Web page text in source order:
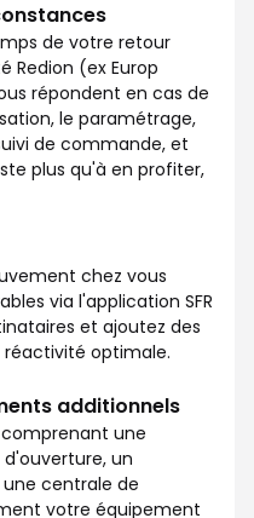
de votre retour
Redion (ex Europ
répondent en cas de
le paramétrage,
de commande, et
plus qu'à en profiter,
chez vous
via l'application SFR
et ajoutez des
optimale.
additionnels
une
un
centrale de
votre équipement